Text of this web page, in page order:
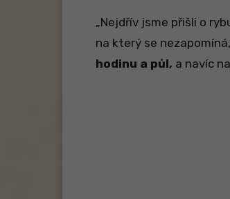
„Nejdřív jsme přišli o
na který se
hodinu a půl, a navíc